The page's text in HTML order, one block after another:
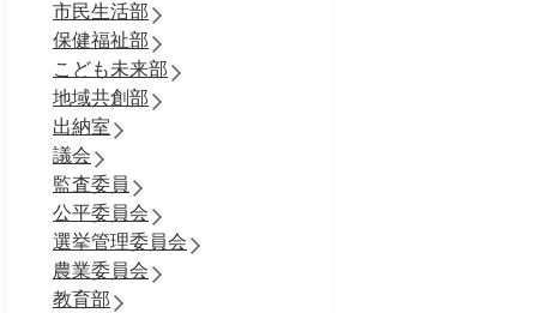
市民生活部
保健福祉部
こども未来部
地域共創部
出納室
議会
監査委員
公平委員会
選挙管理委員会
農業委員会
教育部